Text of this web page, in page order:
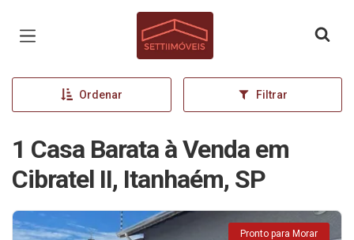
Página inicial
Ordenar Filtrar
1 Casa Barata à Venda em
Cibratel II, Itanhaém, SP
Pronto para Morar